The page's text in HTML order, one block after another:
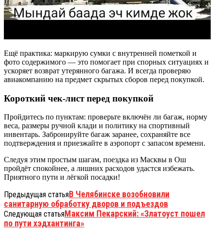
Ещё практика: маркирую сумки с внутренней пометкой и
фото содержимого — это помогает при спорных ситуациях и
ускоряет возврат утерянного багажа. И всегда проверяю
авиакомпанию на предмет скрытых сборов перед покупкой.
Короткий чек-лист перед покупкой
Пройдитесь по пунктам: проверьте включён ли багаж, норму
веса, размеры ручной клади и политику на спортивный
инвентарь. Забронируйте багаж заранее, сохраняйте все
подтверждения и приезжайте в аэропорт с запасом времени.
Следуя этим простым шагам, поездка из Масквы в Ош
пройдёт спокойнее, а лишних расходов удастся избежать.
Приятного пути и лёгкой посадки!
Предыдущая статьяВ Челябинске возобновили
санитарную обработку дворов и подъездов
Следующая статьяМаксим Пекарский: «Златоуст пошел
по пути хэдхантинга»